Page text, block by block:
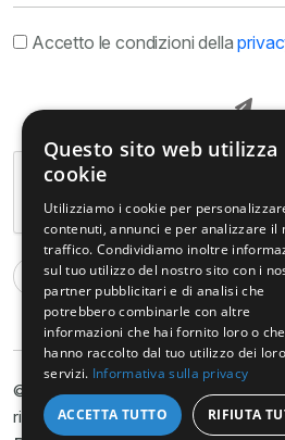
Accetto le condizioni della
© Copyright@ Studio Legale Armella
rights reserved 2025 | Developed by
Questo sito web utilizza
cookie
Utilizziamo i cookie per
contenuti, annunci e per analizzare il
traffico. Condividiamo inoltre
sul tuo utilizzo del nostro sito con i
partner pubblicitari e di analisi che
potrebbero combinarle con altre
informazioni che hai fornito loro o che
hanno raccolto dal tuo utilizzo dei loro
servizi. Informativa sulla privacy
ACCETTA TUTTO RIFIUTA